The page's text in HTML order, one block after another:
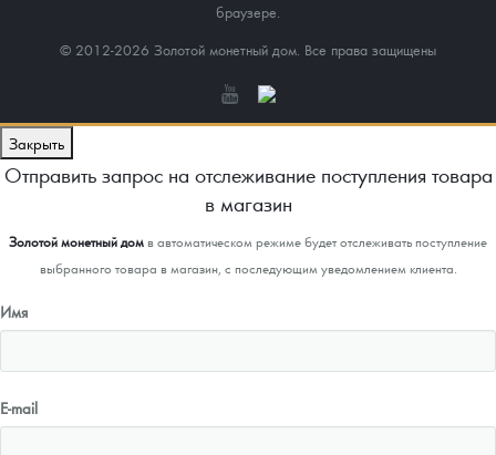
браузере.
© 2012-2026 Золотой монетный дом. Все права защищены
Закрыть
Отправить запрос на отслеживание поступления товара
в магазин
Золотой монетный домв автоматическом режиме будет отслеживать поступление
выбранного товара в магазин, с последующим уведомлением клиента.
Имя
E-mail